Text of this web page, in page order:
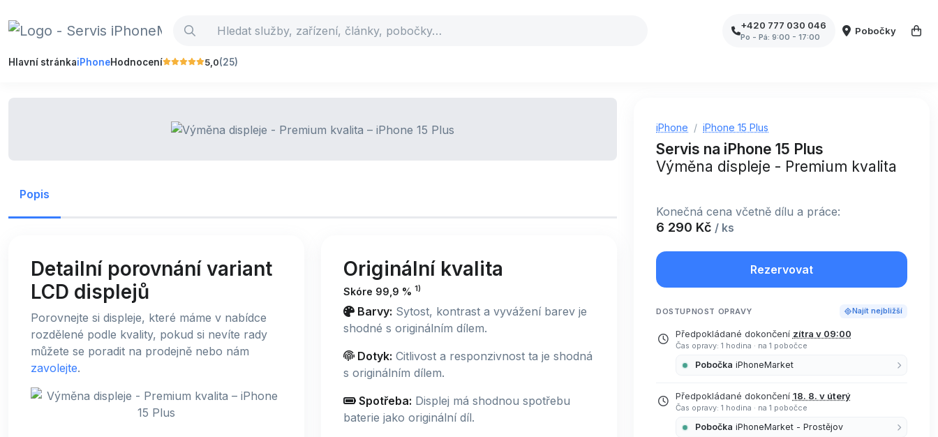
+420 777 030 046
Po - Pá: 9:00 - 17:00
Pobočky
Hlavní stránkaiPhoneHodnocení 5,0(25)
Popis
Detailní porovnání variant
LCD displejů
Porovnejte si displeje, které máme v nabídce
rozdělené podle kvality, pokud si nevíte rady
můžete se poradit na prodejně nebo nám
zavolejte.
Originální kvalita
Skóre 99,9 % 1)
Barvy: Sytost, kontrast a vyvážení barev je
shodné s originálním dílem.
Dotyk: Citlivost a responzivnost ta je shodná
s originálním dílem.
Spotřeba: Displej má shodnou spotřebu
baterie jako originální díl.
iPhone iPhone 15 Plus
Servis na iPhone 15 Plus
Výměna displeje - Premium kvalita
Konečná cena včetně dílu a práce:
6 290 Kč / ks
Rezervovat
DOSTUPNOST OPRAVY Najít nejbližší
Předpokládané dokončení zítra v 09:00
Čas opravy: 1 hodina · na 1 pobočce
Pobočka iPhoneMarket
Předpokládané dokončení 18. 8. v úterý
Čas opravy: 1 hodina · na 1 pobočce
Pobočka iPhoneMarket - Prostějov